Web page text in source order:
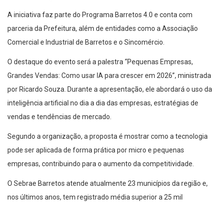
A iniciativa faz parte do Programa Barretos 4.0 e conta com
parceria da Prefeitura, além de entidades como a Associação
Comercial e Industrial de Barretos e o Sincomércio.
O destaque do evento será a palestra “Pequenas Empresas,
Grandes Vendas: Como usar IA para crescer em 2026”, ministrada
por Ricardo Souza. Durante a apresentação, ele abordará o uso da
inteligência artificial no dia a dia das empresas, estratégias de
vendas e tendências de mercado.
Segundo a organização, a proposta é mostrar como a tecnologia
pode ser aplicada de forma prática por micro e pequenas
empresas, contribuindo para o aumento da competitividade.
O Sebrae Barretos atende atualmente 23 municípios da região e,
nos últimos anos, tem registrado média superior a 25 mil